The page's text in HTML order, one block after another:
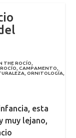
THE ROCÍO
CAMPAMENTO
ORNITOLOGÍA
esta
muy lejano,